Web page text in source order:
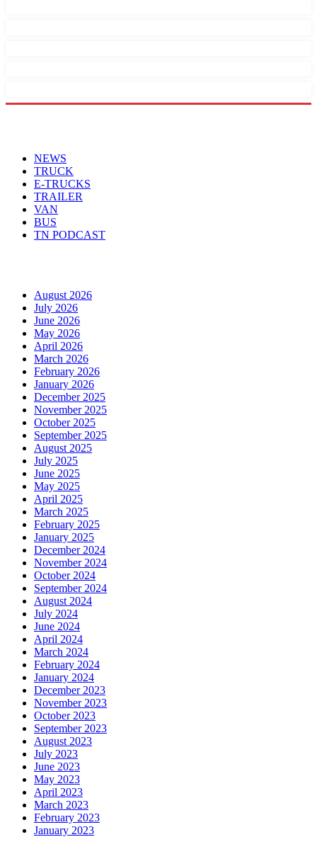
NEWS
TRUCK
E-TRUCKS
TRAILER
VAN
BUS
TN PODCAST
August 2026
July 2026
June 2026
May 2026
April 2026
March 2026
February 2026
January 2026
December 2025
November 2025
October 2025
September 2025
August 2025
July 2025
June 2025
May 2025
April 2025
March 2025
February 2025
January 2025
December 2024
November 2024
October 2024
September 2024
August 2024
July 2024
June 2024
April 2024
March 2024
February 2024
January 2024
December 2023
November 2023
October 2023
September 2023
August 2023
July 2023
June 2023
May 2023
April 2023
March 2023
February 2023
January 2023